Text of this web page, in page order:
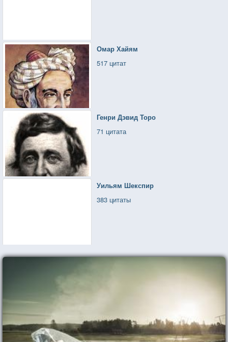
Омар Хайям
517 цитат
Генри Дэвид Торо
71 цитата
Уильям Шекспир
383 цитаты